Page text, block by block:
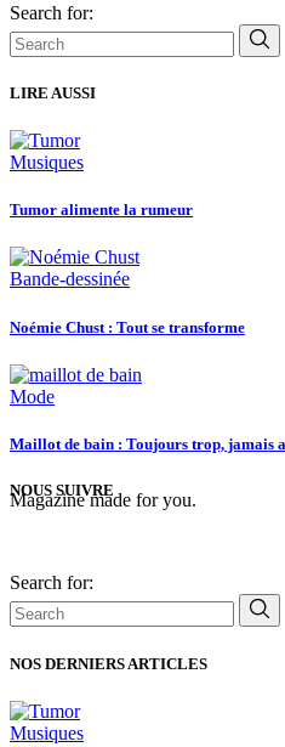
Search for:
LIRE AUSSI
Musiques
Tumor alimente la rumeur
Bande-dessinée
Noémie Chust : Tout se transforme
Mode
Maillot de bain : Toujours trop, jamais
NOUS SUIVRE
Magazine made for you.
Search for:
NOS DERNIERS ARTICLES
Musiques